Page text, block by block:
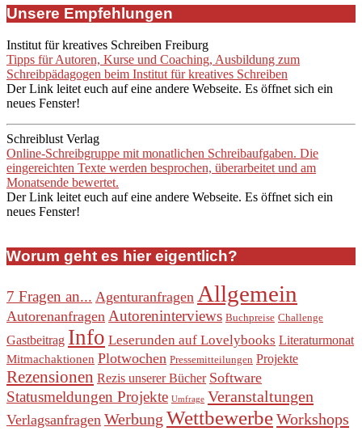
Unsere Empfehlungen
Institut für kreatives Schreiben Freiburg
Tipps für Autoren, Kurse und Coaching, Ausbildung zum
Schreibpädagogen beim Institut für kreatives Schreiben
Der Link leitet euch auf eine andere Webseite. Es öffnet sich ein
neues Fenster!
Schreiblust Verlag
Online-Schreibgruppe mit monatlichen Schreibaufgaben. Die
eingereichten Texte werden besprochen, überarbeitet und am
Monatsende bewertet.
Der Link leitet euch auf eine andere Webseite. Es öffnet sich ein
neues Fenster!
Worum geht es hier eigentlich?
7 Fragen an... Agenturanfragen Allgemein
Autorenanfragen Autoreninterviews Buchpreise Challenge
Gastbeitrag Info Leserunden auf Lovelybooks Literaturmonat
Mitmachaktionen Plotwochen Pressemitteilungen Projekte
Rezensionen Rezis unserer Bücher Software
Statusmeldungen Projekte Umfrage Veranstaltungen
Verlagsanfragen Werbung WettbewerbeWorkshops